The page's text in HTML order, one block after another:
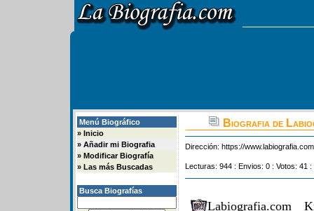
Menú Biográfico
» Inicio
» Añadir mi Biografia
» Modificar Biografía
» Las más Buscadas
Busca Biografías
Biografia de
Dirección: https://
Lecturas: 944 : Envios: 0 : Votos: 41
Labiografia.com